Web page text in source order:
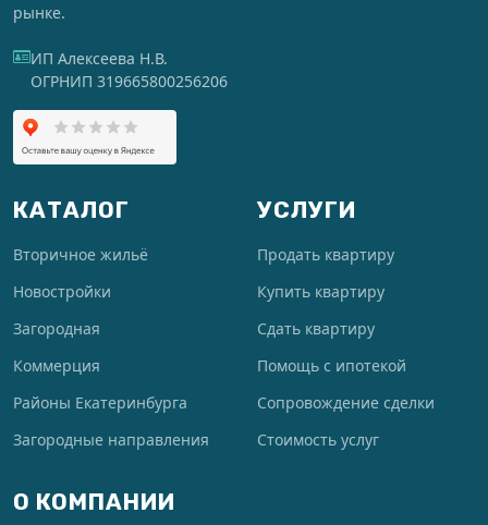
рынке.
ИП Алексеева Н.В.
ОГРНИП 319665800256206
КАТАЛОГ
Вторичное жильё
Новостройки
Загородная
Коммерция
Районы Екатеринбурга
Загородные направления
УСЛУГИ
Продать квартиру
Купить квартиру
Сдать квартиру
Помощь с ипотекой
Сопровождение сделки
Стоимость услуг
О КОМПАНИИ